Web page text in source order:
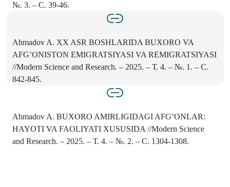
№. 3. – С. 39-46.
Ahmadov A. XX ASR BOSHLARIDA BUXORO VA
AFG’ONISTON EMIGRATSIYASI VA REMIGRATSIYASI
//Modern Science and Research. – 2025. – Т. 4. – №. 1. – С.
842-845.
Ahmadov A. BUXORO AMIRLIGIDAGI AFG’ONLAR:
HAYOTI VA FAOLIYATI XUSUSIDA //Modern Science
and Research. – 2025. – Т. 4. – №. 2. – С. 1304-1308.